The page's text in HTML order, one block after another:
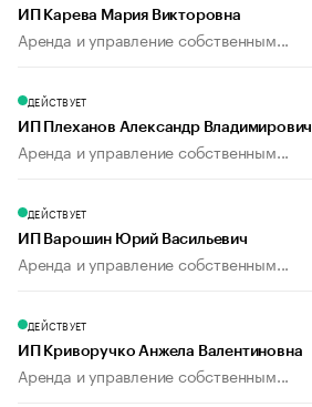
ИП Карева Мария Викторовна
Аренда и управление собственным...
ДЕЙСТВУЕТ
ИП Плеханов Александр Владимирович
Аренда и управление собственным...
ДЕЙСТВУЕТ
ИП Варошин Юрий Васильевич
Аренда и управление собственным...
ДЕЙСТВУЕТ
ИП Криворучко Анжела Валентиновна
Аренда и управление собственным...